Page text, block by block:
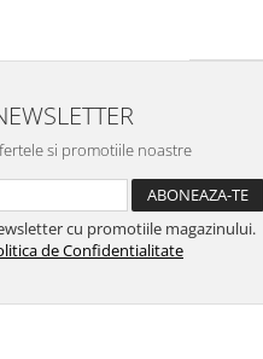
si promotiile noastre
cu promotiile magazinului.
de Confidentialitate